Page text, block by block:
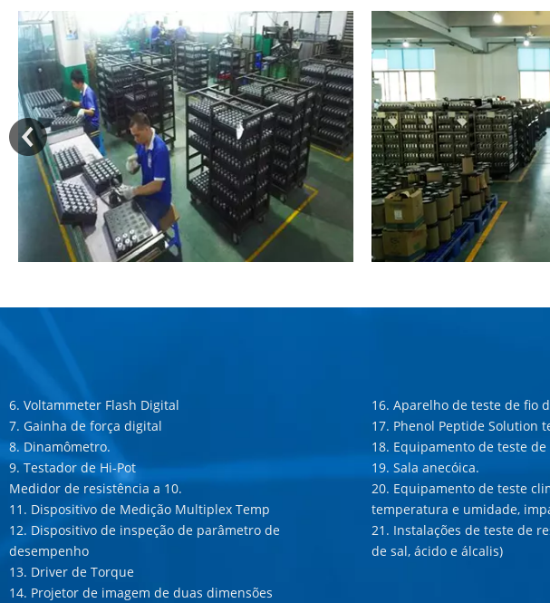
6. Voltammeter Flash Digital
7. Gainha de força digital
8. Dinamômetro.
9. Testador de Hi-Pot
Medidor de resistência a 10.
11. Dispositivo de Medição Multiplex Temp
12. Dispositivo de inspeção de parâmetro de
desempenho
13. Driver de Torque
14. Projetor de imagem de duas dimensões
16. Aparelho de teste de fio
17. Phenol Peptide Solution
18. Equipamento de teste
19. Sala anecóica.
20. Equipamento de teste
temperatura e umidade,
21. Instalações de teste de
de sal, ácido e álcalis)